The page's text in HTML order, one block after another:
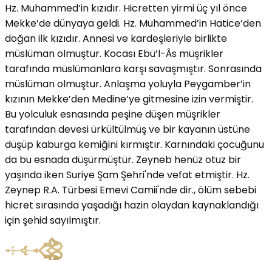
Hz. Muhammed’in kızıdır. Hicretten yirmi üç yıl önce
Mekke’de dünyaya geldi. Hz. Muhammed’in Hatice’den
doğan ilk kızıdır. Annesi ve kardeşleriyle birlikte
müslüman olmuştur. Kocası Ebü’l-Âs müşrikler
tarafında müslümanlara karşı savaşmıştır. Sonrasında
müslüman olmuştur. Anlaşma yoluyla Peygamber’in
kızının Mekke’den Medine’ye gitmesine izin vermiştir.
Bu yolculuk esnasında peşine düşen müşrikler
tarafından devesi ürkültülmüş ve bir kayanın üstüne
düşüp kaburga kemiğini kırmıştır. Karnındaki çocuğunu
da bu esnada düşürmüştür. Zeyneb henüz otuz bir
yaşında iken Suriye Şam Şehri'nde vefat etmiştir. Hz.
Zeynep R.A. Türbesi Emevi Camii'nde dir., ölüm sebebi
hicret sırasında yaşadığı hazin olaydan kaynaklandığı
için şehid sayılmıştır.